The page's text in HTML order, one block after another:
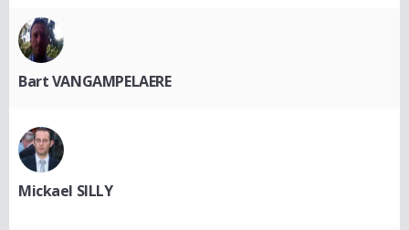
Bart VANGAMPELAERE
Mickael SILLY